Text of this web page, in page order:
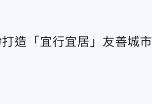
造「宜行宜居」友善城市